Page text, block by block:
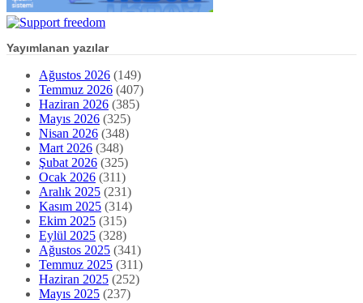
Yayımlanan yazılar
Ağustos 2026 (149)
Temmuz 2026 (407)
Haziran 2026 (385)
Mayıs 2026 (325)
Nisan 2026 (348)
Mart 2026 (348)
Şubat 2026 (325)
Ocak 2026 (311)
Aralık 2025 (231)
Kasım 2025 (314)
Ekim 2025 (315)
Eylül 2025 (328)
Ağustos 2025 (341)
Temmuz 2025 (311)
Haziran 2025 (252)
Mayıs 2025 (237)